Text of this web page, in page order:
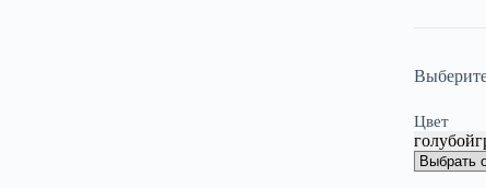
Цвет
голубой